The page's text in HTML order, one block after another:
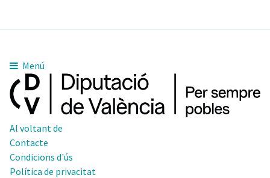
Menú
Al voltant de
Contacte
Condicions d'ús
Política de privacitat